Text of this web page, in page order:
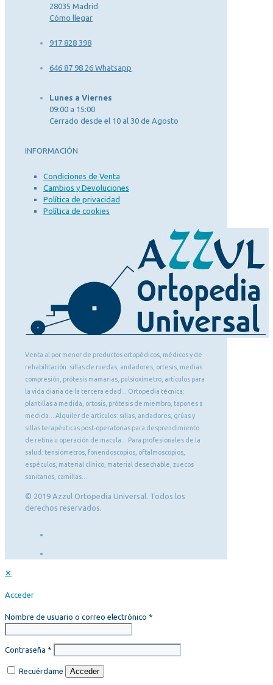
28035 Madrid
Cómo llegar
917 828 398
646 87 98 26 Whatsapp
Lunes a Viernes
09:00 a 15:00
Cerrado desde el 10 al 30 de Agosto
INFORMACIÓN
Condiciones de Venta
Cambios y Devoluciones
Política de privacidad
Política de cookies
Venta al por menor de productos ortopédicos, médicos y de
rehabilitación: sillas de ruedas, andadores, ortesis, medias
compresión, prótesis mamarias, pulsioxímetro, artículos para
la vida diaria de la tercera edad... Ortopedia técnica:
plantillas a medida, ortosis, prótesis de miembro, tapones a
medida... Alquiler de artículos: sillas, andadores, grúas y
sillas terapéuticas post-operatorias para desprendimiento
de retina u operación de macula... Para profesionales de la
salud: tensiómetros, fonendoscopios, oftalmoscopios,
espéculos, material clínico, material desechable, zuecos
sanitarios, camillas...
© 2019 Azzul Ortopedia Universal. Todos los
derechos reservados.
✕
Acceder
Nombre de usuario o correo electrónico *
Contraseña *
Recuérdame Acceder